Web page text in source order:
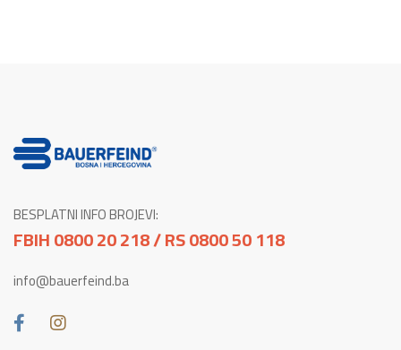
BESPLATNI INFO BROJEVI:
FBIH 0800 20 218 / RS 0800 50 118
info@bauerfeind.ba